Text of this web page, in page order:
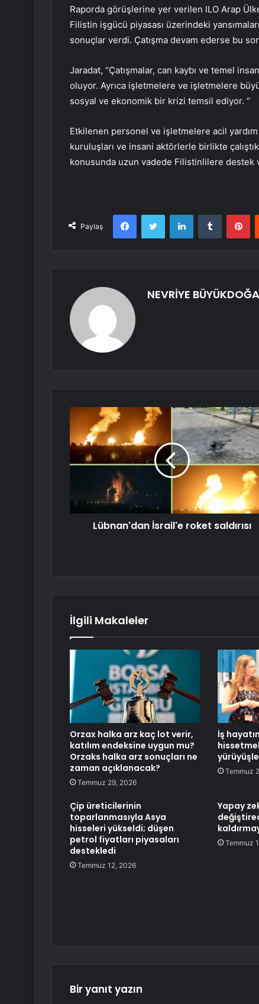
Raporda görüşlerine yer verilen ILO Arap
Filistin işgücü piyasası üzerindeki
sonuçlar verdi. Çatışma devam ederse bu
Jaradat, “Çatışmalar, can kaybı ve temel
oluyor. Ayrıca işletmelere ve işletmelere
sosyal ve ekonomik bir krizi temsil ediyor. “
Etkilenen personel ve işletmelere acil
kuruluşları ve insani aktörlerle birlikte
konusunda uzun vadede Filistinlilere destek
Paylaş
FacebookTwitter LinkedInTumblr
NEVRİYE
Lübnan'dan İsrail'e roket saldırısı
İlgili Makaleler
Orzax halka arz kaç lot verir,
katılım endeksine uygun mu?
Orzaks halka arz sonuçları ne
zaman açıklanacak?
Temmuz 29, 2026
İş
Temmuz
Çip üreticilerinin
toparlanmasıyla Asya
hisseleri yükseldi; düşen
petrol fiyatları piyasaları
destekledi
Temmuz 12, 2026
Yapay
Temmuz
Bir yanıt yazın